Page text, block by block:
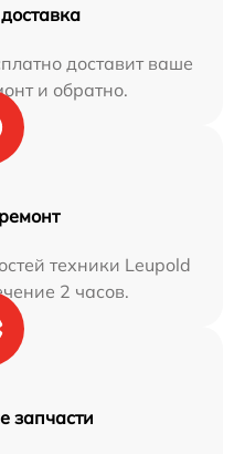
доставит ваше
и обратно.
техники Leupold
2 часов.
запчасти